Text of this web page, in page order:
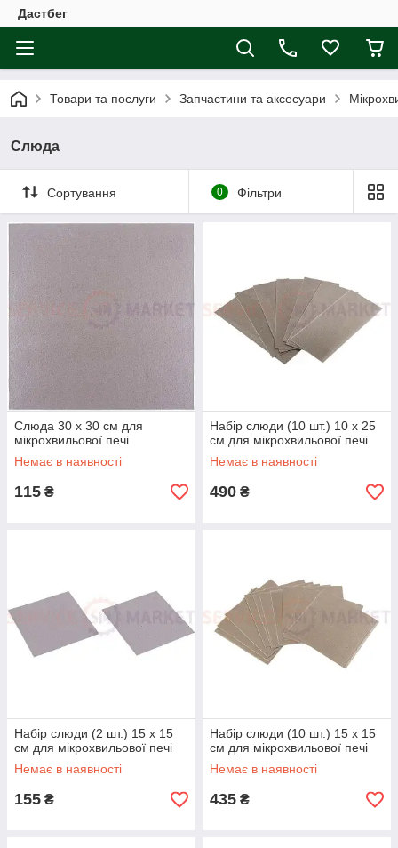
Дастбег
Товари та послуги Запчастини та аксесуари
Слюда
Сортування 0 Фільтри
Слюда 30 x 30 см для
мікрохвильової печі
Немає в наявності
115 ₴
Набір слюди (10 шт.) 10 x 25
см для мікрохвильової печі
Немає в наявності
490 ₴
Набір слюди (2 шт.) 15 x 15
см для мікрохвильової печі
Немає в наявності
155 ₴
Набір слюди (10 шт.) 15 x 15
см для мікрохвильової печі
Немає в наявності
435 ₴